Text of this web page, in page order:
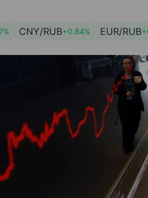
CNY/RUB+0.84% EUR/RUB